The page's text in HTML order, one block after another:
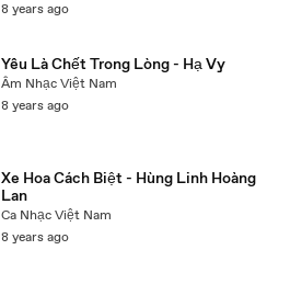
8 years ago
Yêu Là Chết Trong Lòng - Hạ Vy
Âm Nhạc Việt Nam
8 years ago
Xe Hoa Cách Biệt - Hùng Linh Hoàng
Lan
Ca Nhạc Việt Nam
8 years ago